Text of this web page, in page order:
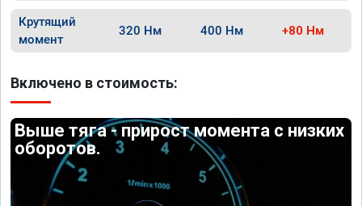
Крутящий
момент
320 Нм 400 Нм +80 Нм
Включено в стоимость:
Выше тяга - прирост момента с низких
оборотов.